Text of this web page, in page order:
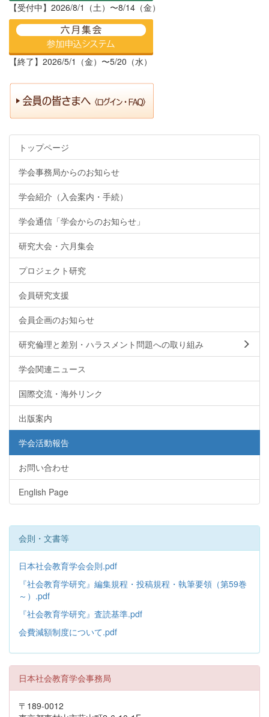
【受付中】2026/8/1（土）〜8/14（金）
【終了】2026/5/1（金）〜5/20（水）
トップページ
学会事務局からのお知らせ
学会紹介（入会案内・手続）
学会通信「学会からのお知らせ」
研究大会・六月集会
プロジェクト研究
会員研究支援
会員企画のお知らせ
研究倫理と差別・ハラスメント問題への取り組み
学会関連ニュース
国際交流・海外リンク
出版案内
学会活動報告
お問い合わせ
English Page
会則・文書等
日本社会教育学会会則.pdf
『社会教育学研究』編集規程・投稿規程・執筆要領（第59巻
～）.pdf
『社会教育学研究』査読基準.pdf
会費減額制度について.pdf
日本社会教育学会事務局
〒189-0012